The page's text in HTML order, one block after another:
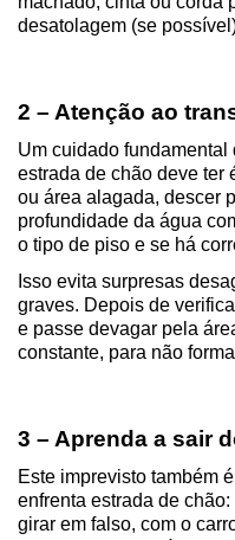
desatolagem (se
2 – Atenção ao
Um cuidado
estrada de chão deve ter
ou área alagada, descer
profundidade da água
o tipo de piso e se há
Isso evita surpresas
graves. Depois de
e passe devagar pela
constante, para não
3 – Aprenda a sair
Este imprevisto também
enfrenta estrada de
girar em falso, com o